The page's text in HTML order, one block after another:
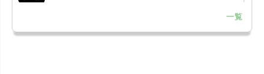
Liguid G...
一覧